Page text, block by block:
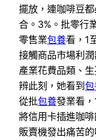
擺放，連咖啡豆
合。3%。批零行
零售業包養看，1
接觸商品市場利
產業花費品類、
辨此刻，她看到
從批包養發業看
將信用卡插進咖
販賣機發出痛苦